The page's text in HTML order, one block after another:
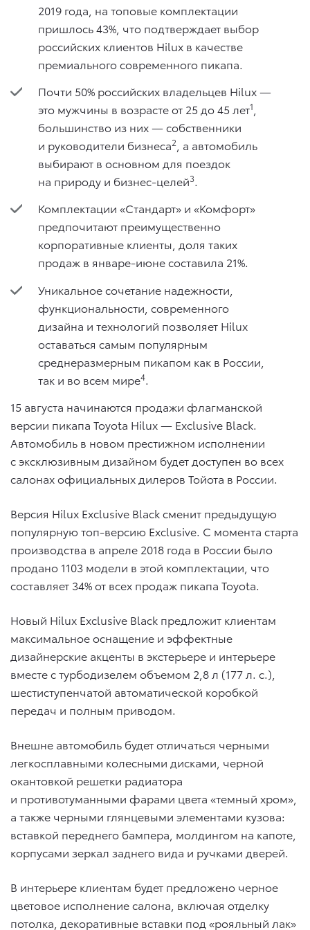
2019 года, на топовые комплектации
пришлось 43%, что подтверждает выбор
российских клиентов Hilux в качестве
премиального современного пикапа.
Почти 50% российских владельцев Hilux —
это мужчины в возрасте от 25 до 45 лет1
большинство из них — собственники
и руководители бизнеса2
, а автомобиль
выбирают в основном для поездок
на природу и бизнес-целей3.
Комплектации «Стандарт» и «Комфорт»
предпочитают преимущественно
корпоративные клиенты, доля таких
продаж в январе-июне составила 21%.
Уникальное сочетание надежности,
функциональности, современного
дизайна и технологий позволяет Hilux
оставаться самым популярным
среднеразмерным пикапом как в России,
так и во всем мире4.
15 августа начинаются продажи флагманской
версии пикапа Toyota Hilux — Exclusive Black.
Автомобиль в новом престижном исполнении
с эксклюзивным дизайном будет доступен во всех
салонах официальных дилеров Тойота в России.
Версия Hilux Exclusive Black сменит предыдущую
популярную топ-версию Exclusive. С момента старта
производства в апреле 2018 года в России было
продано 1103 модели в этой комплектации, что
составляет 34% от всех продаж пикапа Toyota.
Новый Hilux Exclusive Black предложит клиентам
максимальное оснащение и эффектные
дизайнерские акценты в экстерьере и интерьере
вместе с турбодизелем объемом 2,8 л (177 л. с.),
шестиступенчатой автоматической коробкой
передач и полным приводом.
Внешне автомобиль будет отличаться черными
легкосплавными колесными дисками, черной
окантовкой решетки радиатора
и противотуманными фарами цвета «темный хром»,
а также черными глянцевыми элементами кузова:
вставкой переднего бампера, молдингом на капоте,
корпусами зеркал заднего вида и ручками дверей.
В интерьере клиентам будет предложено черное
цветовое исполнение салона, включая отделку
потолка, декоративные вставки под «рояльный лак»